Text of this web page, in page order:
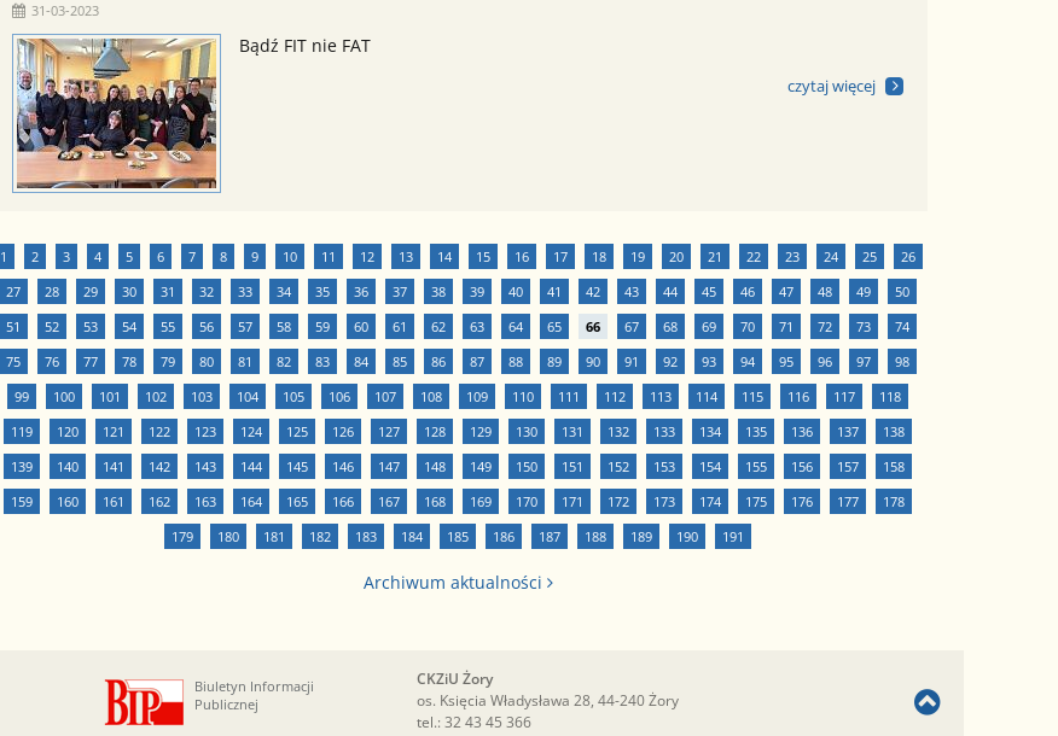
31-03-2023
Bądź FIT nie FAT
czytaj więcej
1 2 3 4 5 6 7 8 9 10 11 12 13 14 15 16 17 18 19 20 21 22 23 24 25
26
27
28 29 30 31 32 33 34 35 36 37 38 39 40 41 42 43 44 45 46 47 48 49
50
51
52 53 54 55 56 57 58 59 60 61 62 63 64 65 66 67 68 69 70 71 72 73
74
75
76 77 78 79 80 81 82 83 84 85 86 87 88 89 90 91 92 93 94 95 96 97
98
99
100 101 102 103 104 105 106 107 108 109 110 111 112 113 114 115 116 117
118
119
120 121 122 123 124 125 126 127 128 129 130 131 132 133 134 135 136 137
138
139
140 141 142 143 144 145 146 147 148 149 150 151 152 153 154 155 156 157
158
159
160 161 162 163 164 165 166 167 168 169 170 171 172 173 174 175 176 177
178
179
180 181 182 183 184 185 186 187 188 189 190 191
Archiwum aktualności
Biuletyn Informacji
Publicznej
CKZiU Żory
os. Księcia Władysława 28, 44-240 Żory
tel.:32 43 45 366